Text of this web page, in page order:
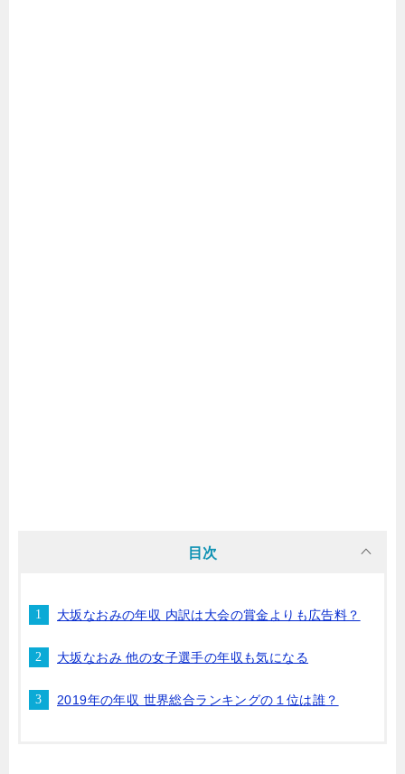
目次
大坂なおみの年収 内訳は大会の賞金よりも広告料？
大坂なおみ 他の女子選手の年収も気になる
2019年の年収 世界総合ランキングの１位は誰？